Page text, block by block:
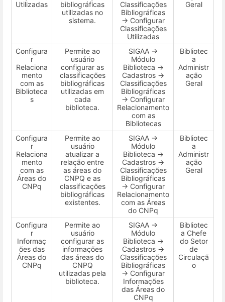
Utilizadas
bibliográficas
utilizadas no
sistema.
Classificações
Bibliográficas
→ Configurar
Classificações
Utilizadas
Geral
Configura
r
Relaciona
mento
com as
Biblioteca
s
Permite ao
usuário
configurar as
classificações
bibliográficas
utilizadas em
cada
biblioteca.
SIGAA →
Módulo
Biblioteca →
Cadastros →
Classificações
Bibliográficas
→ Configurar
Relacionamento
com as
Bibliotecas
Bibliotec
a
Administr
ação
Geral
Configura
r
Relaciona
mento
com as
Áreas do
CNPq
Permite ao
usuário
atualizar a
relação entre
as áreas do
CNPQ e as
classificações
bibliográficas
existentes.
SIGAA →
Módulo
Biblioteca →
Cadastros →
Classificações
Bibliográficas
→ Configurar
Relacionamento
com as Áreas
do CNPq
Bibliotec
a
Administr
ação
Geral
Configura
r
Informaç
ões das
Áreas do
CNPq
Permite ao
usuário
configurar as
informações
das áreas do
CNPQ
utilizadas pela
biblioteca.
SIGAA →
Módulo
Biblioteca →
Cadastros →
Classificações
Bibliográficas
→ Configurar
Informações
das Áreas do
CNPq
Bibliotec
a Chefe
do Setor
de
Circulaçã
o